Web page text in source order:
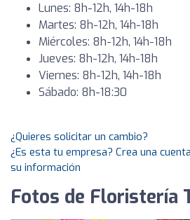
Lunes: 8h-12h, 14h-18h
Martes: 8h-12h, 14h-18h
Miércoles: 8h-12h, 14h-18h
Jueves: 8h-12h, 14h-18h
Viernes: 8h-12h, 14h-18h
Sábado: 8h-18:30
¿Quieres solicitar un cambio?
¿Es esta tu empresa? Crea una
su información
Fotos de Floristería